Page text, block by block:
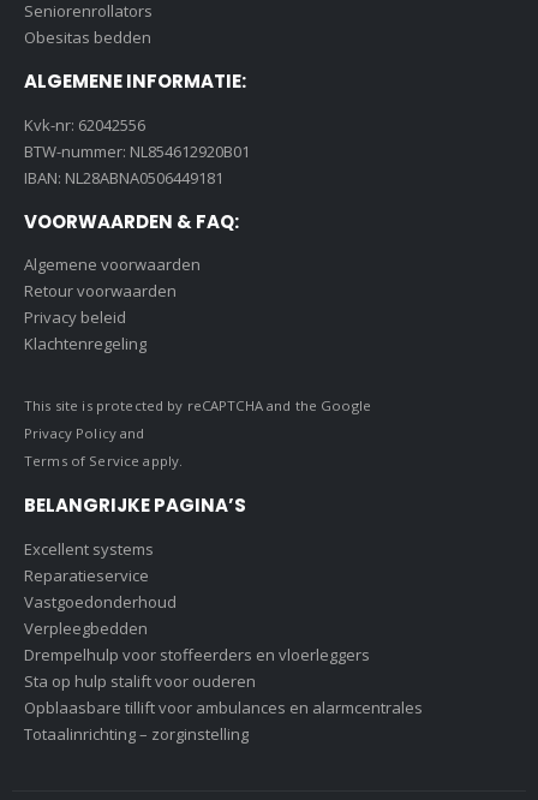
Seniorenrollators
Obesitas bedden
ALGEMENE INFORMATIE:
Kvk-nr: 62042556
BTW-nummer: NL854612920B01
IBAN: NL28ABNA0506449181
VOORWAARDEN & FAQ:
Algemene voorwaarden
Retour voorwaarden
Privacy beleid
Klachtenregeling
This site is protected by reCAPTCHA and the Google
Privacy Policyand
Terms of Service apply.
BELANGRIJKE PAGINA’S
Excellent systems
Reparatieservice
Vastgoedonderhoud
Verpleegbedden
Drempelhulp voor stoffeerders en vloerleggers
Sta op hulp stalift voor ouderen
Opblaasbare tillift voor ambulances en alarmcentrales
Totaalinrichting – zorginstelling